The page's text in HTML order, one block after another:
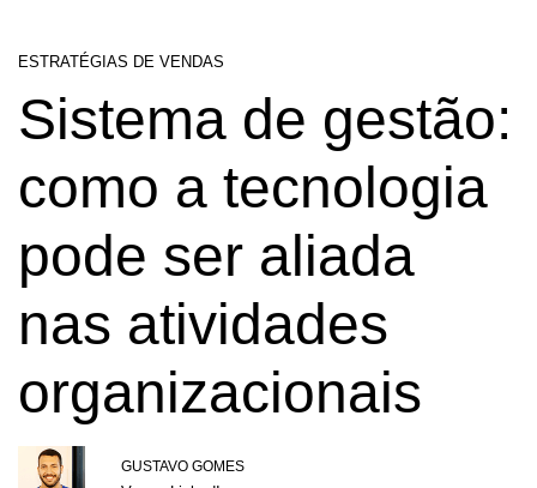
ESTRATÉGIAS DE VENDAS
Sistema de gestão:
como a tecnologia
pode ser aliada
nas atividades
organizacionais
GUSTAVO GOMES